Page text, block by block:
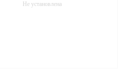
Не установлена